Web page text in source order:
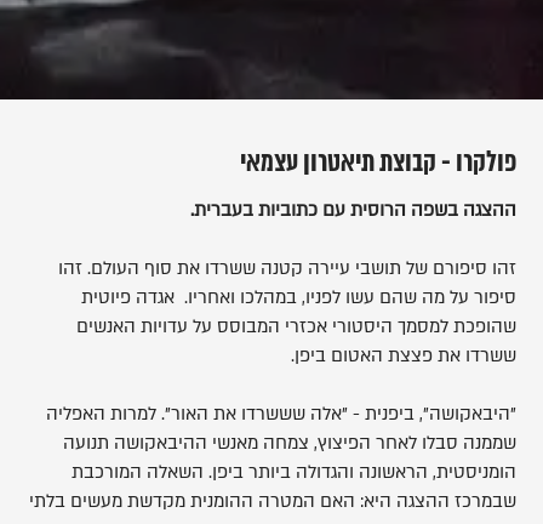
פולקרו - קבוצת תיאטרון עצמאי
ההצגה בשפה הרוסית עם כתוביות בעברית.
זהו סיפורם של תושבי עיירה קטנה ששרדו את סוף העולם. זהו
סיפור על מה שהם עשו לפניו, במהלכו ואחריו. אגדה פיוטית
שהופכת למסמך היסטורי אכזרי המבוסס על עדויות האנשים
ששרדו את פצצת האטום ביפן.
"היבאקושה", ביפנית - "אלה שששרדו את האור". למרות האפליה
שממנה סבלו לאחר הפיצוץ, צמחה מאנשי ההיבאקושה תנועה
הומניסטית, הראשונה והגדולה ביותר ביפן. השאלה המורכבת
שבמרכז ההצגה היא: האם המטרה ההומנית מקדשת מעשים בלתי